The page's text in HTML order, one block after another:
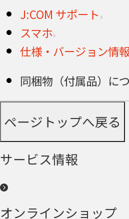
J:COM サポート
スマホ
仕様・バージョン情報
同梱物（付属品）に
ページトップへ戻る
サービス情報
オンラインショップ